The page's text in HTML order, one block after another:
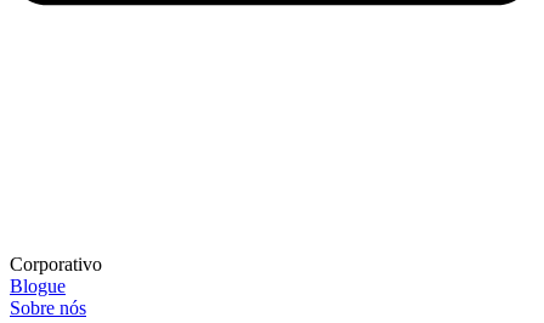
Corporativo
Blogue
Sobre nós